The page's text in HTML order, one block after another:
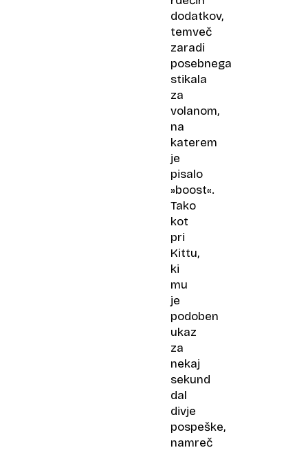
dodatkov,
temveč
zaradi
posebnega
stikala
za
volanom,
na
katerem
je
pisalo
»boost«.
Tako
kot
pri
Kittu,
ki
mu
je
podoben
ukaz
za
nekaj
sekund
dal
divje
pospeške,
namreč